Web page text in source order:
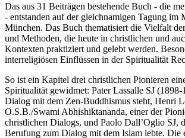
Das aus 31 Beiträgen bestehende Buch - die
- entstanden auf der gleichnamigen Tagung im
München. Das Buch thematisiert die Vielfalt
und Methoden, die heute in christlichen und
Kontexten praktiziert und gelebt werden.
interreligiösen Einflüssen in der Spiritualität
So ist ein Kapitel drei christlichen Pionieren
Spiritualität gewidmet: Pater Lassalle SJ
Dialog mit dem Zen-Buddhismus steht, Henri
O.S.B./Swami Abhishiktananda, einer der
christlichen Dialogs, und Paolo Dall’Oglio SJ,
Berufung zum Dialog mit dem Islam lebte. Die